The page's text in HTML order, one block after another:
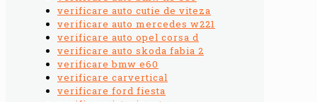
verificare auto cutie de viteza
verificare auto mercedes w221
verificare auto opel corsa d
verificare auto skoda fabia 2
verificare bmw e60
verificare carvertical
verificare ford fiesta